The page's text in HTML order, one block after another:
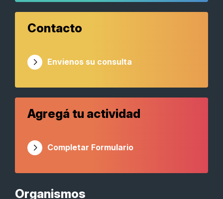
Organismos
Contacto
Envienos su consulta
Agregá tu actividad
Completar Formulario